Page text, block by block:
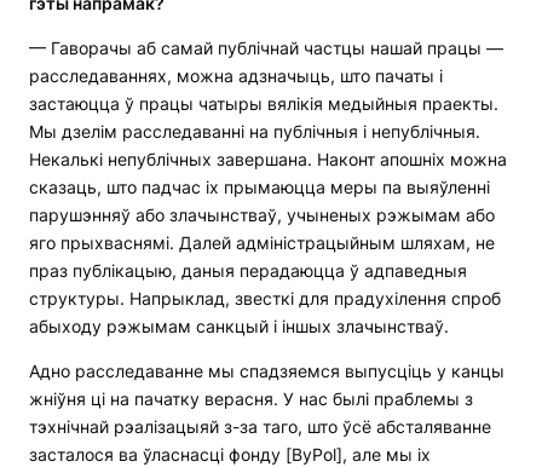
— Гаворачы аб самай публічнай частцы нашай працы —
расследаваннях, можна адзначыць, што пачаты і
застаюцца ў працы чатыры вялікія медыйныя праекты.
Мы дзелім расследаванні на публічныя і непублічныя.
Некалькі непублічных завершана. Наконт апошніх можна
сказаць, што падчас іх прымаюцца меры па выяўленні
парушэнняў або злачынстваў, учыненых рэжымам або
яго прыхваснямі. Далей адміністрацыйным шляхам, не
праз публікацыю, даныя перадаюцца ў адпаведныя
структуры. Напрыклад, звесткі для прадухілення спроб
абыходу рэжымам санкцый і іншых злачынстваў.
Адно расследаванне мы спадзяемся выпусціць у канцы
жніўня ці на пачатку верасня. У нас былі праблемы з
тэхнічнай рэалізацыяй з-за таго, што ўсё абсталяванне
засталося ва ўласнасці фонду [ByPol], але мы іх